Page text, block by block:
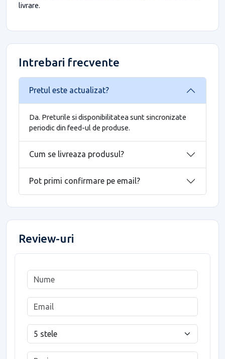
livrare.
Intrebari frecvente
Pretul este actualizat?
Da. Preturile si disponibilitatea sunt sincronizate
periodic din feed-ul de produse.
Cum se livreaza produsul?
Pot primi confirmare pe email?
Review-uri